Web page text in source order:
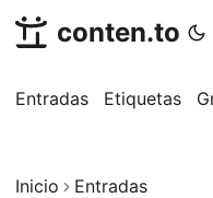
conten.to
Entradas Etiquetas
Inicio Entradas